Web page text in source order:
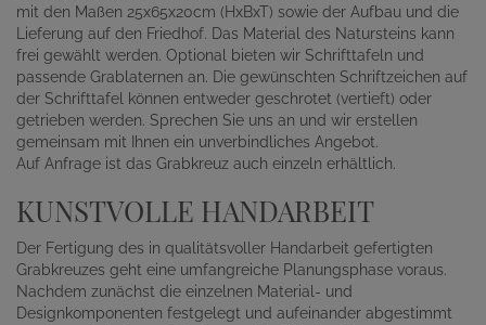
mit den Maßen 25x65x20cm (HxBxT) sowie der Aufbau und die
Lieferung auf den Friedhof. Das Material des Natursteins kann
frei gewählt werden. Optional bieten wir Schrifttafeln und
passende Grablaternen an. Die gewünschten Schriftzeichen auf
der Schrifttafel können entweder geschrotet (vertieft) oder
getrieben werden. Sprechen Sie uns an und wir erstellen
gemeinsam mit Ihnen ein unverbindliches Angebot.
Auf Anfrage ist das Grabkreuz auch einzeln erhältlich.
KUNSTVOLLE HANDARBEIT
Der Fertigung des in qualitätsvoller Handarbeit gefertigten
Grabkreuzes geht eine umfangreiche Planungsphase voraus.
Nachdem zunächst die einzelnen Material- und
Designkomponenten festgelegt und aufeinander abgestimmt